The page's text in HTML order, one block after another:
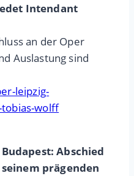
Intendant
an der Oper
Auslastung sind
leipzig-
wolff
Abschied
prägenden